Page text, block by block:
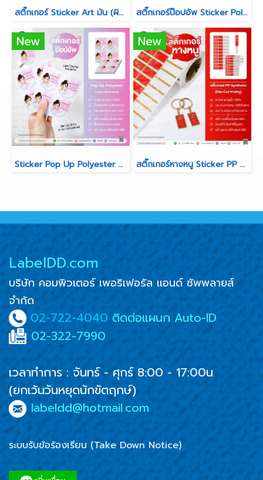
สติ๊กเกอร์ Sticker Art มัน (ผิวมันวาว สีสันสดใส คมชัดสูง) สติ๊กเกอร์ป๊อปอัพ Sticker Polyester Pop-Up (PET เงินเงา)
New
Sticker Pop Up Polyester Die-Cut พิเศษ (ขาวเงา 50 ไมครอน)
New
สติ๊กเกอร์หางหนู Sticker PP Synthetic สำหรับร้านห้างทอง
LabelDD.com
บริษัท คอมพิวเตอร์ เพอริเฟอรัล แอนด์ ซัพพลายส์
จำกัด
02-722-4040ติดต่อแผนก Auto-ID
02-322-7990
เวลาทำการ : จันทร์ - ศุกร์ 8:00 - 17:00น
(ยกเว้นวันหยุดนักขัตฤกษ์)
labeldd@hotmail.com
ระบบรับข้อร้องเรียน (Take Down Notice)